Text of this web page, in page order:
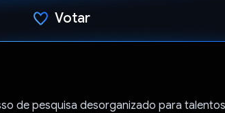
Votar
de pesquisa desorganizado para